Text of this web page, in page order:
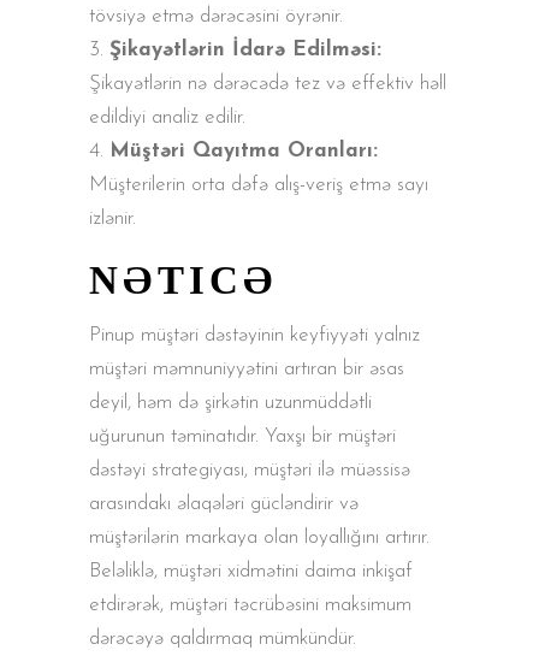
tövsiyə etmə dərəcəsini öyrənir.
Şikayətlərin İdarə Edilməsi:
Şikayətlərin nə dərəcədə tez və effektiv həll
edildiyi analiz edilir.
Müştəri Qayıtma Oranları:
Müşterilerin orta dəfə alış-veriş etmə sayı
izlənir.
NƏTICƏ
Pinup müştəri dəstəyinin keyfiyyəti yalnız
müştəri məmnuniyyətini artıran bir əsas
deyil, həm də şirkətin uzunmüddətli
uğurunun təminatıdır. Yaxşı bir müştəri
dəstəyi strategiyası, müştəri ilə müəssisə
arasındakı əlaqələri gücləndirir və
müştərilərin markaya olan loyallığını artırır.
Beləliklə, müştəri xidmətini daima inkişaf
etdirərək, müştəri təcrübəsini maksimum
dərəcəyə qaldırmaq mümkündür.